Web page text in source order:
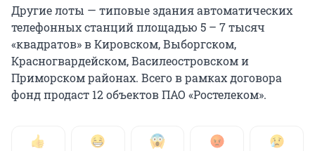
Другие лоты — типовые здания автоматических
телефонных станций площадью 5 – 7 тысяч
«квадратов» в Кировском, Выборгском,
Красногвардейском, Василеостровском и
Приморском районах. Всего в рамках договора
фонд продаст 12 объектов ПАО «Ростелеком».